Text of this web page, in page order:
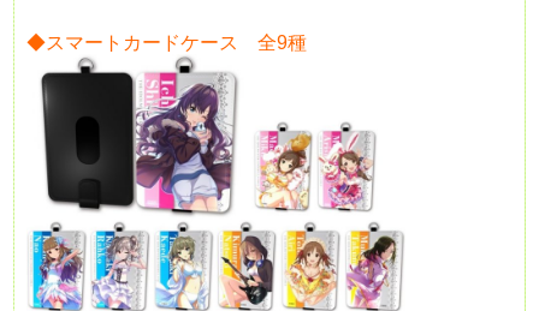
◆スマートカードケース 全9種